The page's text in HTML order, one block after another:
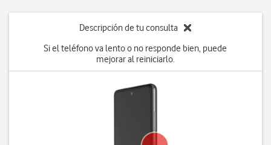
Descripción de tu consulta
Si el teléfono va lento o no responde bien, puede
mejorar al reiniciarlo.